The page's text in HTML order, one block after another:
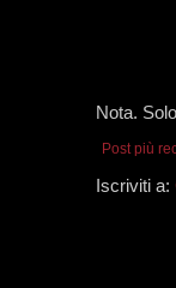
Nota.
Post più
Iscriviti a: